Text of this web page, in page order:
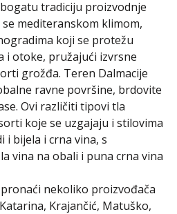
tradiciju proizvodnje
mediteranskom klimom,
koji se protežu
i otoke, pružajući izvrsne
grožđa. Teren Dalmacije
ravne površine, brdovite
Ovi različiti tipovi tla
koje se uzgajaju i stilovima
i bijela i crna vina, s
vina na obali i puna crna vina
nekoliko proizvođača
Krajančić, Matuško,